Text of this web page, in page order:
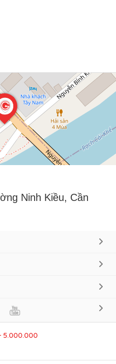
Ninh Kiều, Cần
5.000.000